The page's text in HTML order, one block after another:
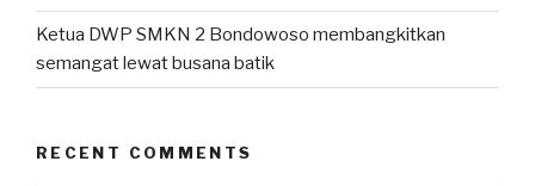
Ketua DWP SMKN 2 Bondowoso membangkitkan
semangat lewat busana batik
RECENT COMMENTS